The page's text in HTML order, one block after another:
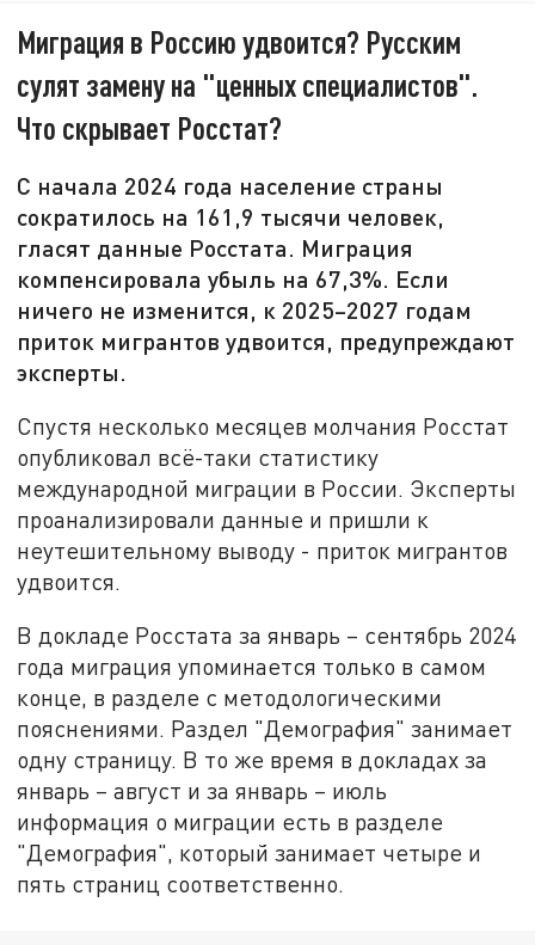
Миграция в Россию удвоится? Русским
сулят замену на "ценных специалистов".
Что скрывает Росстат?
С начала 2024 года население страны
сократилось на 161,9 тысячи человек,
гласят данные Росстата. Миграция
компенсировала убыль на 67,3%. Если
ничего не изменится, к 2025–2027 годам
приток мигрантов удвоится, предупреждают
эксперты.
Спустя несколько месяцев молчания Росстат
опубликовал всё-таки статистику
международной миграции в России. Эксперты
проанализировали данные и пришли к
неутешительному выводу - приток мигрантов
удвоится.
В докладе Росстата за январь – сентябрь 2024
года миграция упоминается только в самом
конце, в разделе с методологическими
пояснениями. Раздел "Демография" занимает
одну страницу. В то же время в докладах за
январь – август и за январь – июль
информация о миграции есть в разделе
"Демография", который занимает четыре и
пять страниц соответственно.